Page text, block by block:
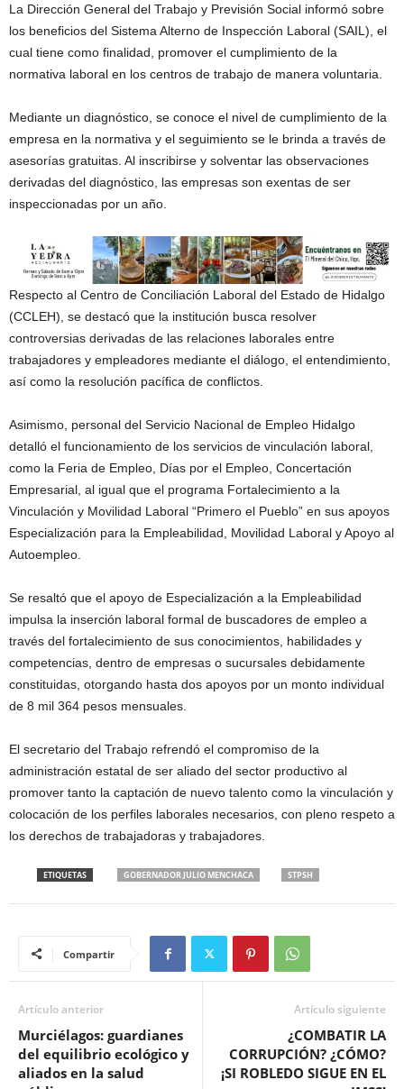
La Dirección General del Trabajo y Previsión Social informó sobre
los beneficios del Sistema Alterno de Inspección Laboral (SAIL), el
cual tiene como finalidad, promover el cumplimiento de la
normativa laboral en los centros de trabajo de manera voluntaria.
Mediante un diagnóstico, se conoce el nivel de cumplimiento de la
empresa en la normativa y el seguimiento se le brinda a través de
asesorías gratuitas. Al inscribirse y solventar las observaciones
derivadas del diagnóstico, las empresas son exentas de ser
inspeccionadas por un año.
Respecto al Centro de Conciliación Laboral del Estado de Hidalgo
(CCLEH), se destacó que la institución busca resolver
controversias derivadas de las relaciones laborales entre
trabajadores y empleadores mediante el diálogo, el entendimiento,
así como la resolución pacífica de conflictos.
Asimismo, personal del Servicio Nacional de Empleo Hidalgo
detalló el funcionamiento de los servicios de vinculación laboral,
como la Feria de Empleo, Días por el Empleo, Concertación
Empresarial, al igual que el programa Fortalecimiento a la
Vinculación y Movilidad Laboral “Primero el Pueblo” en sus apoyos
Especialización para la Empleabilidad, Movilidad Laboral y Apoyo al
Autoempleo.
Se resaltó que el apoyo de Especialización a la Empleabilidad
impulsa la inserción laboral formal de buscadores de empleo a
través del fortalecimiento de sus conocimientos, habilidades y
competencias, dentro de empresas o sucursales debidamente
constituidas, otorgando hasta dos apoyos por un monto individual
de 8 mil 364 pesos mensuales.
El secretario del Trabajo refrendó el compromiso de la
administración estatal de ser aliado del sector productivo al
promover tanto la captación de nuevo talento como la vinculación y
colocación de los perfiles laborales necesarios, con pleno respeto a
los derechos de trabajadoras y trabajadores.
ETIQUETAS GOBERNADOR JULIO MENCHACA STPSH
Compartir
Artículo anterior
Murciélagos: guardianes
del equilibrio ecológico y
aliados en la salud
Artículo siguiente
¿COMBATIR LA
CORRUPCIÓN? ¿CÓMO?
¡SI ROBLEDO SIGUE EN EL